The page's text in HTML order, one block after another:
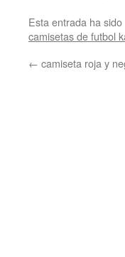
Esta entrada ha
camisetas de futbol
← camiseta roja y